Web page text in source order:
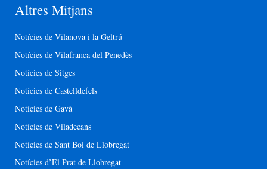
Altres Mitjans
Notícies de Vilanova i la Geltrú
Notícies de Vilafranca del Penedès
Notícies de Sitges
Notícies de Castelldefels
Notícies de Gavà
Notícies de Viladecans
Notícies de Sant Boi de Llobregat
Notícies d’El Prat de Llobregat